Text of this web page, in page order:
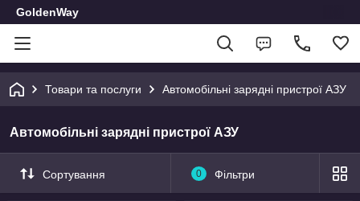
GoldenWay
Товари та послуги Автомобільні зарядні пристрої АЗУ
Автомобільні зарядні пристрої АЗУ
Сортування 0 Фільтри